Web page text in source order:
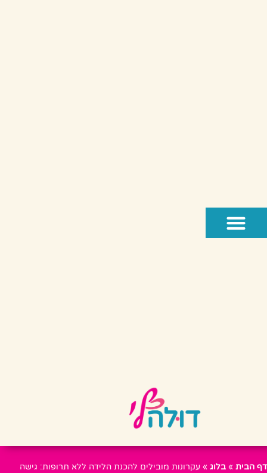
דף הבית » בלוג » עקרונות מובילים להכנת הלידה ללא תרופות: גישה